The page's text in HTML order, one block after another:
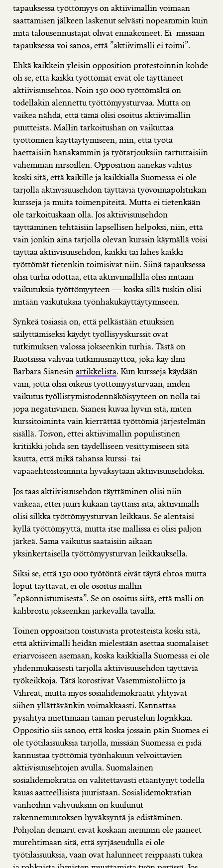
tapauksessa työttömyys on aktiivimallin voimaan
saattamisen jälkeen laskenut selvästi nopeammin kuin
mitä talousennustajat olivat ennakoineet. Ei missään
tapauksessa voi sanoa, että ”aktiivimalli ei toimi”.
Ehkä kaikkein yleisin opposition protestoinnin kohde
oli se, että kaikki työttömät eivät ole täyttäneet
aktiivisuusehtoa. Noin 150 000 työttömältä on
todellakin alennettu työttömyysturvaa. Mutta on
vaikea nähdä, että tämä olisi osoitus aktiivimallin
puutteista. Mallin tarkoitushan on vaikuttaa
työttömien käyttäytymiseen, niin, että työtä
haettaisiin hanakammin ja työtarjouksiin tartuttaisiin
vähemmän nirsoillen. Opposition äänekäs valitus
koski sitä, että kaikille ja kaikkialla Suomessa ei ole
tarjolla aktiivisuusehdon täyttäviä työvoimapolitiikan
kursseja ja muita toimenpiteitä. Mutta ei tietenkään
ole tarkoituskaan olla. Jos aktiivisuusehdon
täyttäminen tehtäisiin lapsellisen helpoksi, niin, että
vain jonkin aina tarjolla olevan kurssin käymällä voisi
täyttää aktiivisuusehdon, kaikki tai lähes kaikki
työttömät tietenkin toimisivat niin. Siinä tapauksessa
olisi turha odottaa, että aktiivimallilla olisi mitään
vaikutuksia työttömyyteen — koska sillä tuskin olisi
mitään vaikutuksia työnhakukäyttäytymiseen.
Synkeä tosiasia on, että pelkästään etuuksien
säilyttämiseksi käydyt työllisyyskurssit ovat
tutkimuksen valossa jokseenkin turhia. Tästä on
Ruotsissa vahvaa tutkimusnäyttöä, joka käy ilmi
Barbara Sianesinartikkelista. Kun kursseja käydään
vain, jotta olisi oikeus työttömyysturvaan, niiden
vaikutus työllistymistodennäköisyyteen on nolla tai
jopa negatiivinen. Sianesi kuvaa hyvin sitä, miten
kurssitoiminta vain kierrättää työttömiä järjestelmän
sisällä. Toivon, ettei aktiivimallin populistinen
kritiikki johda sen täydelliseen vesittymiseen sitä
kautta, että mikä tahansa kurssi- tai
vapaaehtoistoiminta hyväksytään aktiivisuusehdoksi.
Jos taas aktiivisuusehdon täyttäminen olisi niin
vaikeaa, ettei juuri kukaan täyttäisi sitä, aktiivimalli
olisi silkka työttömyysturvan leikkaus. Se alentaisi
kyllä työttömyyttä, mutta itse mallissa ei olisi paljon
järkeä. Sama vaikutus saataisiin aikaan
yksinkertaisella työttömyysturvan leikkauksella.
Siksi se, että 150 000 työtöntä eivät täytä ehtoa mutta
loput täyttävät, ei ole osoitus mallin
”epäonnistumisesta”. Se on osoitus siitä, että malli on
kalibroitu jokseenkin järkevällä tavalla.
Toinen opposition toistuvista protesteista koski sitä,
että aktiivimalli heidän mielestään asettaa suomalaiset
eriarvoiseen asemaan, koska kaikkialla Suomessa ei ole
yhdenmukaisesti tarjolla aktiivisuusehdon täyttäviä
työkeikkoja. Tätä korostivat Vasemmistoliitto ja
Vihreät, mutta myös sosialidemokraatit yhtyivät
siihen yllättävänkin voimakkaasti. Kannattaa
pysähtyä miettimään tämän perustelun logiikkaa.
Oppositio siis sanoo, että koska jossain päin Suomea ei
ole työtilaisuuksia tarjolla, missään Suomessa ei pidä
kannustaa työttömiä työnhakuun velvoittavien
aktiivisuusehtojen avulla. Suomalainen
sosialidemokratia on valitettavasti etääntynyt todella
kauas aatteellisista juuristaan. Sosialidemokratian
vanhoihin vahvuuksiin on kuulunut
rakennemuutoksen hyväksyntä ja edistäminen.
Pohjolan demarit eivät koskaan aiemmin ole jääneet
murehtimaan sitä, että syrjäseudulla ei ole
työtilaisuuksia, vaan ovat halunneet reippaasti tukea